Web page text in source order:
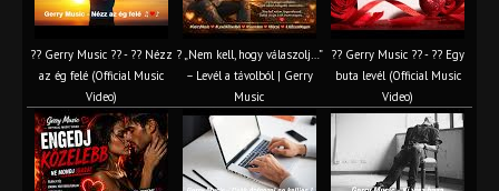
?? Gerry Music ?? - ?? Nézz
az ég felé (Official Music
Video)
? „Nem kell, hogy válaszolj…”
– Levél a távolból | Gerry
Music
?? Gerry Music ?? - ?? Egy
buta levél (Official Music
Video)